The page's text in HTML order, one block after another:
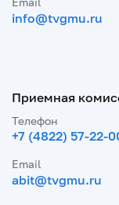
info@tvgmu.ru
Приемная
Телефон
+7 (4822) 57-22-
Email
abit@tvgmu.ru